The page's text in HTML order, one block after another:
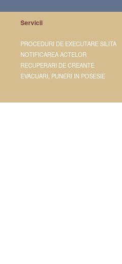
Servicii
PROCEDURI DE EXECUTARE SILITA
NOTIFICAREA ACTELOR
RECUPERARI DE CREANTE
EVACUARI, PUNERI IN POSESIE